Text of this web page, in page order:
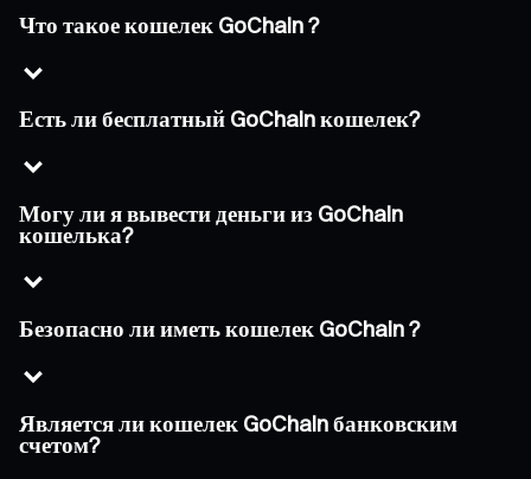
Что такое кошелек GoChain ?
Есть ли бесплатный GoChain кошелек?
Могу ли я вывести деньги из GoChain
кошелька?
Безопасно ли иметь кошелек GoChain ?
Является ли кошелек GoChain банковским
счетом?